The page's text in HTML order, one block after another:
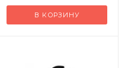
В КОРЗИНУ